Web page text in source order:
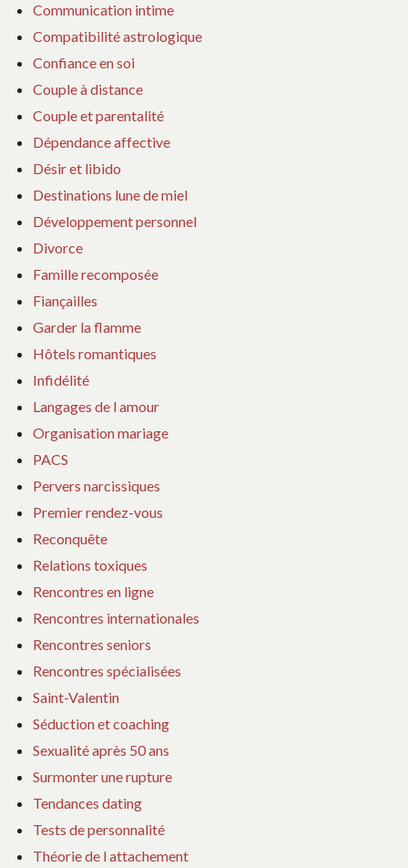
Communication intime
Compatibilité astrologique
Confiance en soi
Couple à distance
Couple et parentalité
Dépendance affective
Désir et libido
Destinations lune de miel
Développement personnel
Divorce
Famille recomposée
Fiançailles
Garder la flamme
Hôtels romantiques
Infidélité
Langages de l amour
Organisation mariage
PACS
Pervers narcissiques
Premier rendez-vous
Reconquête
Relations toxiques
Rencontres en ligne
Rencontres internationales
Rencontres seniors
Rencontres spécialisées
Saint-Valentin
Séduction et coaching
Sexualité après 50 ans
Surmonter une rupture
Tendances dating
Tests de personnalité
Théorie de l attachement